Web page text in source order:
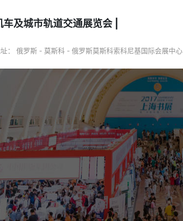
及城市轨道交通展览会 |
： 俄罗斯 - 莫斯科 - 俄罗斯莫斯科索科尼基国际会展中心